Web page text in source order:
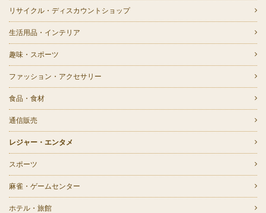
リサイクル・ディスカウントショップ
生活用品・インテリア
趣味・スポーツ
ファッション・アクセサリー
食品・食材
通信販売
レジャー・エンタメ
スポーツ
麻雀・ゲームセンター
ホテル・旅館